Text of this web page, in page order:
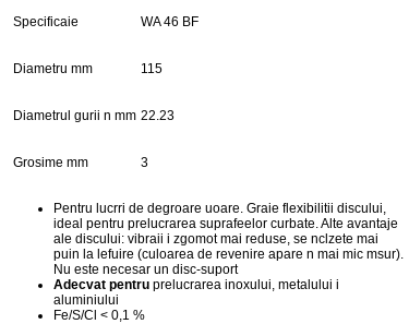
Specificaie WA 46 BF
Diametru mm 115
Diametrul gurii n mm 22.23
Grosime mm 3
Pentru lucrri de degroare uoare. Graie flexibilitii discului,
ideal pentru prelucrarea suprafeelor curbate. Alte avantaje
ale discului: vibraii i zgomot mai reduse, se nclzete mai
puin la lefuire (culoarea de revenire apare n mai mic msur).
Nu este necesar un disc-suport
Adecvat pentru prelucrarea inoxului, metalului i
aluminiului
Fe/S/Cl < 0,1 %